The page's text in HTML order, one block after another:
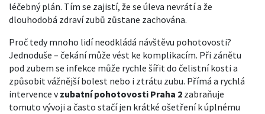
léčebný plán. Tím se zajistí, že se úleva nevrátí a že
dlouhodobá zdraví zubů zůstane zachována.
Proč tedy mnoho lidí neodkládá návštěvu pohotovosti?
Jednoduše – čekání může vést ke komplikacím. Při zánětu
pod zubem se infekce může rychle šířit do čelistní kosti a
způsobit vážnější bolest nebo i ztrátu zubu. Přímá a rychlá
intervence vzubatní pohotovosti Praha 2 zabraňuje
tomuto vývoji a často stačí jen krátké ošetření k úplnému